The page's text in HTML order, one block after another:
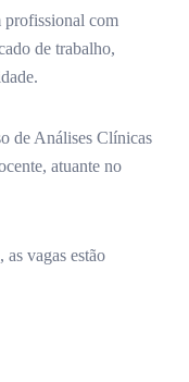
profissional com
de trabalho,
de Análises Clínicas
atuante no
vagas estão